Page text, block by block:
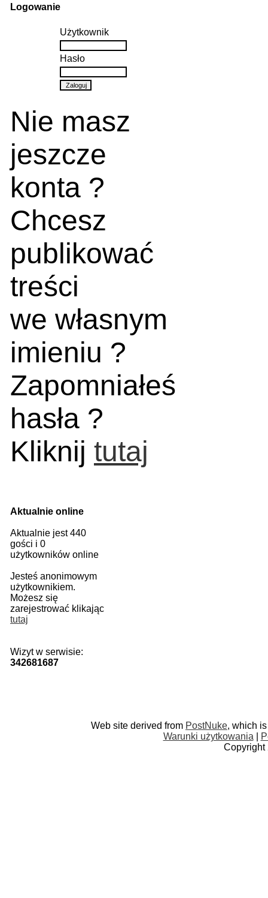
Logowanie
Użytkownik
Hasło
Nie masz
jeszcze
konta ?
Chcesz
publikować
treści
we własnym
imieniu ?
Zapomniałeś
hasła ?
Kliknij tutaj
Aktualnie online
Aktualnie jest 440
gości i 0
użytkowników online
Jesteś anonimowym
użytkownikiem.
Możesz się
zarejestrować klikając
tutaj
Wizyt w serwisie:
342681687
Web site derived from PostNuke, which
Warunki użytkowania
Copyright